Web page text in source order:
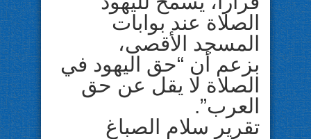
الصلاة عند بوابات
المسجد الأقصى،
بزعم أن “حق اليهود في
الصلاة لا يقل عن حق
العرب”.
تقرير سلام الصباغ